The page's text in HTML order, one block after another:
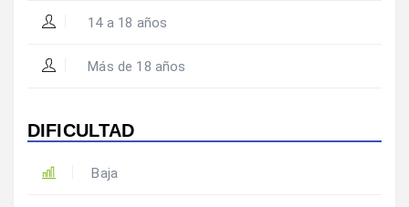
14 a 18 años
Más de 18 años
DIFICULTAD
Baja